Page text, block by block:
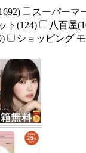
スーパーマ
ト(124) 八百屋
ショッピング